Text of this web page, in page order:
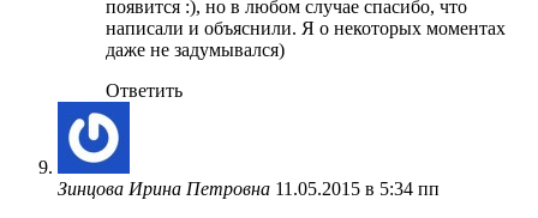
появится :), но в любом случае спасибо, что
написали и объяснили. Я о некоторых моментах
даже не задумывался)
Ответить
Зинцова Ирина Петровна 11.05.2015 в 5:34 пп